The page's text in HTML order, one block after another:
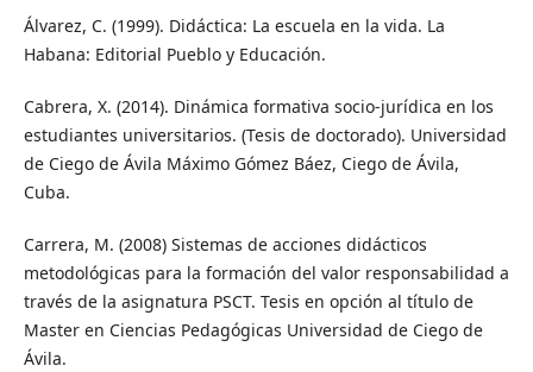
Álvarez, C. (1999). Didáctica: La escuela en la vida. La
Habana: Editorial Pueblo y Educación.
Cabrera, X. (2014). Dinámica formativa socio-jurídica en los
estudiantes universitarios. (Tesis de doctorado). Universidad
de Ciego de Ávila Máximo Gómez Báez, Ciego de Ávila,
Cuba.
Carrera, M. (2008) Sistemas de acciones didácticos
metodológicas para la formación del valor responsabilidad a
través de la asignatura PSCT. Tesis en opción al título de
Master en Ciencias Pedagógicas Universidad de Ciego de
Ávila.